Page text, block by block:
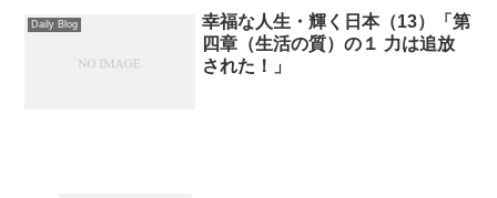
Daily Blog
幸福な人生・輝く日本（13）「第
四章（生活の質）の１ 力は追放
された！」